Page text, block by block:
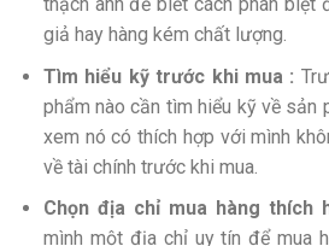
giả hay hàng kém chất lượng.
Tìm hiểu kỹ trước khi mua :
phẩm nào cần tìm hiểu kỹ về sản
xem nó có thích hợp với mình
về tài chính trước khi mua.
Chọn địa chỉ mua hàng thích
mình một địa chỉ uy tín để mua